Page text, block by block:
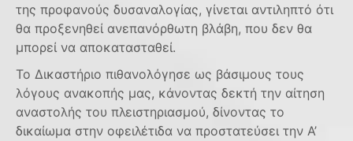
της προφανούς δυσαναλογίας, γίνεται αντιληπτό ότι
θα προξενηθεί ανεπανόρθωτη βλάβη, που δεν θα
μπορεί να αποκατασταθεί.
Το Δικαστήριο πιθανολόγησε ως βάσιμους τους
λόγους ανακοπής μας, κάνοντας δεκτή την αίτηση
αναστολής του πλειστηριασμού, δίνοντας το
δικαίωμα στην οφειλέτιδα να προστατεύσει την Α’